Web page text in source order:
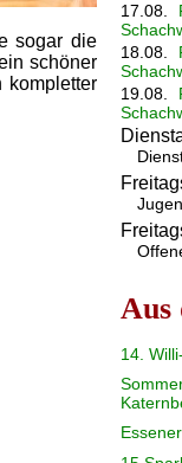
sogar die
schöner
17.08.
18.08.
19.08.
Aus
14.